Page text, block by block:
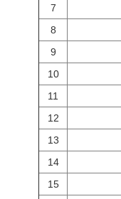
7
8
9
10
11
12
13
14
15